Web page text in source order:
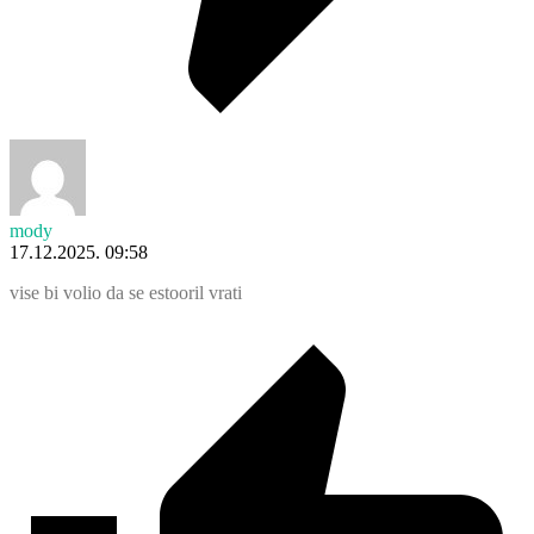
mody
17.12.2025. 09:58
vise bi volio da se estooril vrati